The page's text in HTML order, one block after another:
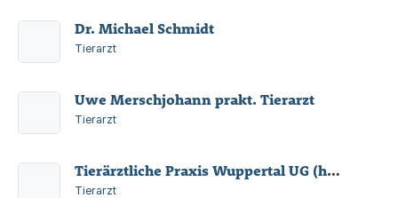
Dr. Michael Schmidt
Tierarzt
Uwe Merschjohann prakt. Tierarzt
Tierarzt
Tierärztliche Praxis Wuppertal UG (haftungsbeschränkt)
Tierarzt